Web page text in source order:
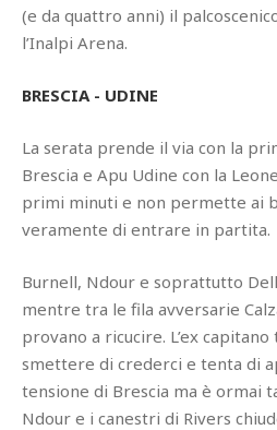
(e da quattro anni) il
l’Inalpi Arena.
BRESCIA - UDINE
La serata prende il via con la
Brescia e Apu Udine con la
primi minuti e non permette ai
veramente di entrare in partita.
Burnell, Ndour e soprattutto
mentre tra le fila avversarie
provano a ricucire. L’ex
smettere di crederci e tenta di
tensione di Brescia ma è ormai
Ndour e i canestri di Rivers